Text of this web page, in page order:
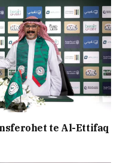
te Al-Ettifaq